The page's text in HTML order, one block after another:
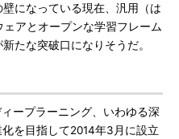
になっている現在、汎用（は
アとオープンな学習フレーム
たな突破口になりそうだ。
ープラーニング、いわゆる深
を目指して2014年3月に設立